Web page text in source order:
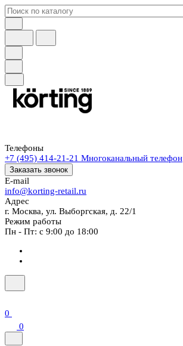
Телефоны
+7 (495) 414-21-21 Многоканальный телефон
Заказать звонок
E-mail
info@korting-retail.ru
Адрес
г. Москва, ул. Выборгская, д. 22/1
Режим работы
Пн - Пт: с 9:00 до 18:00
0
0